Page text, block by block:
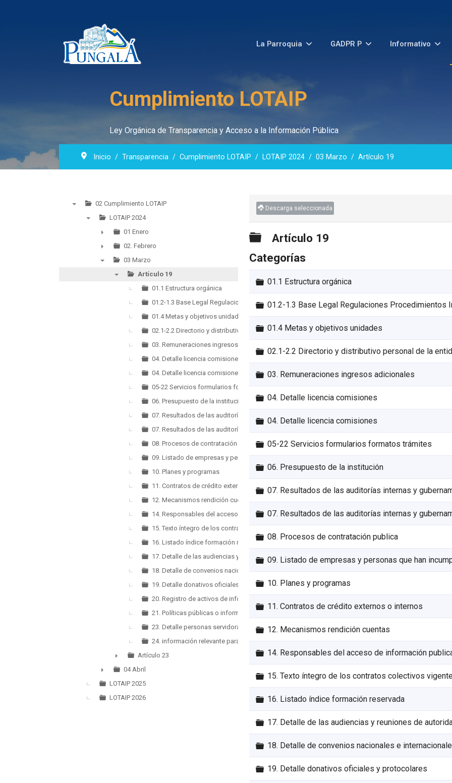
La Parroquia GADPR P Informativo
Cumplimiento LOTAIP
Ley Orgánica de Transparencia y Acceso a la Información Pública
Inicio Transparencia Cumplimiento LOTAIP LOTAIP 2024 03 Marzo Artículo 19
02 Cumplimiento LOTAIP
LOTAIP 2024
►
01 Enero
►
02. Febrero
03 Marzo
Artículo 19
01.1 Estructura orgánica
01.2-1.3 Base Legal Regulaciones Procedimientos Internos
01.4 Metas y objetivos unidades
02.1-2.2 Directorio y distributivo personal de la entidad
03. Remuneraciones ingresos adicionales
04. Detalle licencia comisiones
04. Detalle licencia comisiones
05-22 Servicios formularios formatos trámites
06. Presupuesto de la institución
07. Resultados de las auditorías internas y gubernamentales
07. Resultados de las auditorías internas y gubernamentales
08. Procesos de contratación publica
09. Listado de empresas y personas que han incumplido contratos
10. Planes y programas
11. Contratos de crédito externos o internos
12. Mecanismos rendición cuentas
14. Responsables del acceso de información publica
15. Texto íntegro de los contratos colectivos vigentes y reformas
16. Listado índice formación reservada
17. Detalle de las audiencias y reuniones de autoridades
18. Detalle de convenios nacionales e internacionales
19. Detalle donativos oficiales y protocolares
20. Registro de activos de información frecuente y complementaria
21. Políticas públicas o información grupo específico
23. Detalle personas servidoras públicas con acciones afirmativas
24. información relevante para el ejercicio de derechos ODS
►
Artículo 23
►
04 Abril
LOTAIP 2025
LOTAIP 2026
Descarga seleccionada
Carpeta
Artículo 19
Categorías
Carpeta
01.1 Estructura orgánica
Carpeta
01.2-1.3 Base Legal Regulaciones Procedimientos
Carpeta
01.4 Metas y objetivos unidades
Carpeta
02.1-2.2 Directorio y distributivo personal de la
Carpeta
03. Remuneraciones ingresos adicionales
Carpeta
04. Detalle licencia comisiones
Carpeta
04. Detalle licencia comisiones
Carpeta
05-22 Servicios formularios formatos trámites
Carpeta
06. Presupuesto de la institución
Carpeta
07. Resultados de las auditorías internas y
Carpeta
07. Resultados de las auditorías internas y
Carpeta
08. Procesos de contratación publica
Carpeta
09. Listado de empresas y personas que han
Carpeta
10. Planes y programas
Carpeta
11. Contratos de crédito externos o internos
Carpeta
12. Mecanismos rendición cuentas
Carpeta
14. Responsables del acceso de información
Carpeta
15. Texto íntegro de los contratos colectivos
Carpeta
16. Listado índice formación reservada
Carpeta
17. Detalle de las audiencias y reuniones de
Carpeta
18. Detalle de convenios nacionales e
Carpeta
19. Detalle donativos oficiales y protocolares